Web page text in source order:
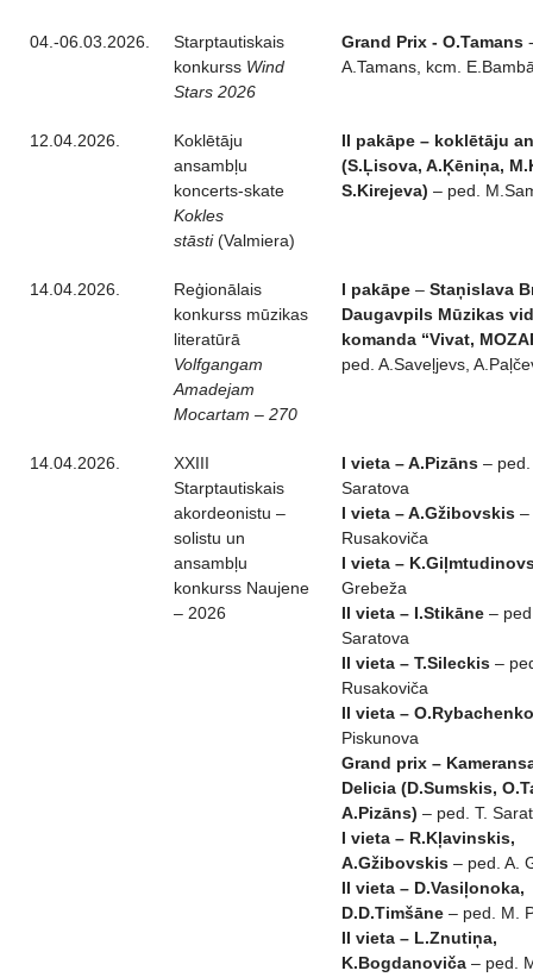
04.-06.03.2026.
Starptautiskais
konkurss Wind
Stars 2026
Grand Prix - O.Tamans
A.Tamans, kcm.
12.04.2026.
Koklētāju
ansambļu
koncerts-skate
Kokles
stāsti (Valmiera)
II pakāpe – koklētāju
(S.Ļisova, A.Ķēniņa,
S.Kirejeva) – ped.
14.04.2026.
Reģionālais
konkurss mūzikas
literatūrā
Volfgangam
Amadejam
Mocartam – 270
I pakāpe – Staņislava
Daugavpils Mūzikas
komanda “Vivat,
ped. A.Saveļjevs,
14.04.2026.
XXIII
Starptautiskais
akordeonistu –
solistu un
ansambļu
konkurss Naujene
– 2026
I vieta – A.Pizāns – ped.
Saratova
I vieta – A.Gžibovskis –
Rusakoviča
I vieta –
Grebeža
II vieta – I.Stikāne –
Saratova
II vieta – T.Sileckis –
Rusakoviča
II vieta – O.Rybachenko
Piskunova
Grand prix –
Delicia (D.Sumskis,
A.Pizāns) – ped. T.
I vieta – R.Kļavinskis,
A.Gžibovskis – ped. A.
II vieta – D.Vasiļonoka,
D.D.Timšāne – ped. M.
II vieta – L.Znutiņa,
K.Bogdanoviča – ped.